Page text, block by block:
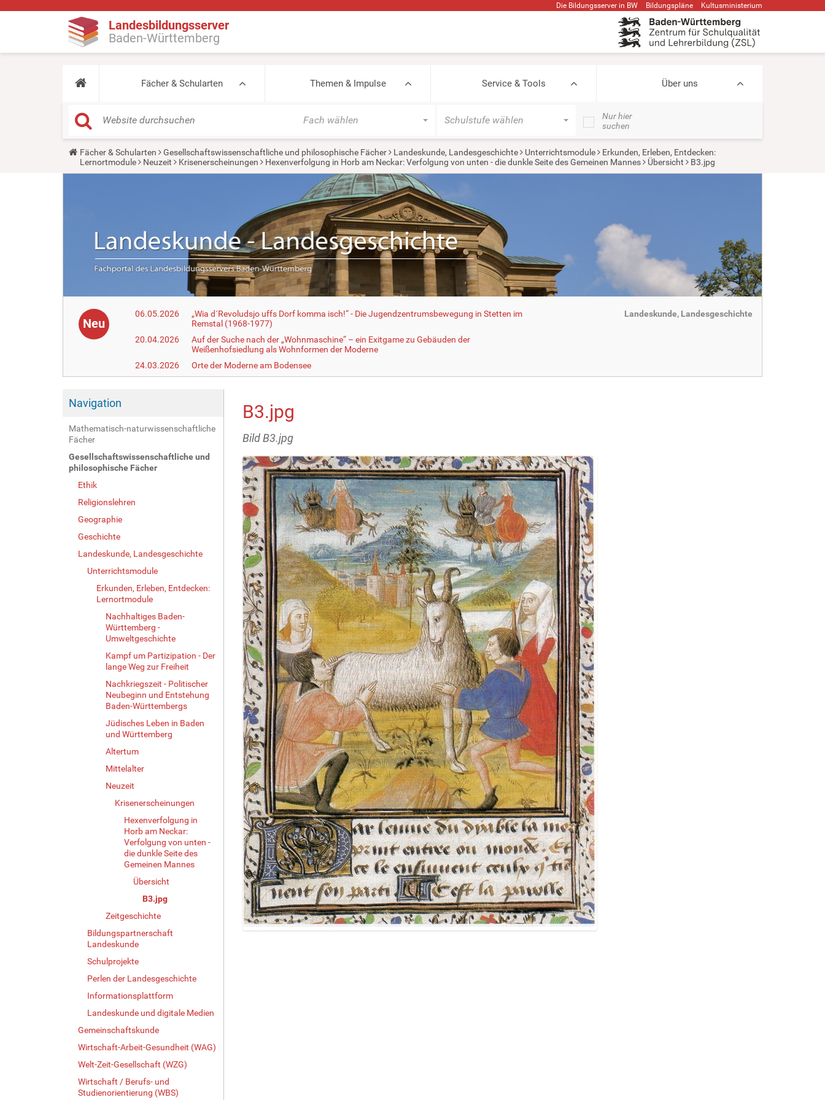
Die Bildungsserver in BW Bildungspläne Kultusministerium
Landesbildungsserver
Baden-Württemberg
Fächer & Schularten Themen & Impulse Service & Tools Über uns
Fach wählen Schulstufe wählen
Nur hier
suchen
Y
u
Fächer & Schularten Gesellschaftswissenschaftliche und philosophische Fächer Landeskunde, Landesgeschichte Unterrichtsmodule
Erkunden, Erleben, Entdecken:
Lernortmodule
Neuzeit Krisenerscheinungen Hexenverfolgung in Horb am Neckar: Verfolgung von unten - die dunkle Seite des Gemeinen Mannes Übersicht B3.jpg
Neu
06.05.2026
„Wia d´Revoludsjo uffs Dorf komma isch!“ - Die Jugendzentrumsbewegung in Stetten im
Remstal (1968-1977)
20.04.2026
Auf der Suche nach der „Wohnmaschine“ – ein Exitgame zu Gebäuden der
Weißenhofsiedlung als Wohnformen der Moderne
24.03.2026
Orte der Moderne am Bodensee
Landeskunde, Landesgeschichte
Navigation
Mathematisch-naturwissenschaftliche
Fächer
Gesellschaftswissenschaftliche und
philosophische Fächer
Ethik
Religionslehren
Geographie
Geschichte
Landeskunde, Landesgeschichte
Unterrichtsmodule
Erkunden, Erleben, Entdecken:
Lernortmodule
Nachhaltiges Baden-
Württemberg -
Umweltgeschichte
Kampf um Partizipation - Der
lange Weg zur Freiheit
Nachkriegszeit - Politischer
Neubeginn und Entstehung
Baden-Württembergs
Jüdisches Leben in Baden
und Württemberg
Altertum
Mittelalter
Neuzeit
Krisenerscheinungen
Hexenverfolgung in
Horb am Neckar:
Verfolgung von unten -
die dunkle Seite des
Gemeinen Mannes
Übersicht
B3.jpg
Zeitgeschichte
Bildungspartnerschaft
Landeskunde
Schulprojekte
Perlen der Landesgeschichte
Informationsplattform
Landeskunde und digitale Medien
Gemeinschaftskunde
Wirtschaft-Arbeit-Gesundheit (WAG)
Welt-Zeit-Gesellschaft (WZG)
Wirtschaft / Berufs- und
Studienorientierung (WBS)
B3.jpg
Bild B3.jpg